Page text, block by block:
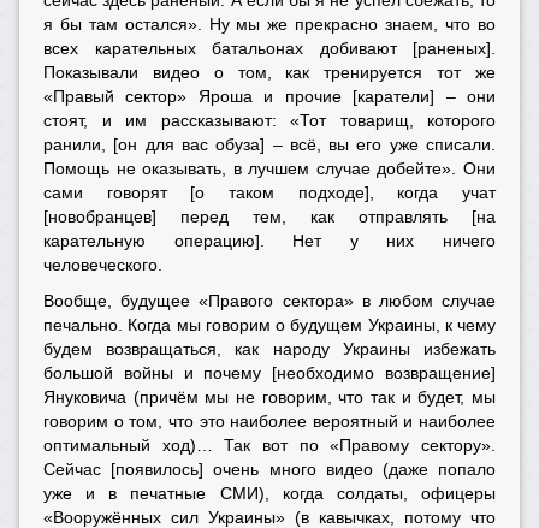
я бы там остался». Ну мы же прекрасно знаем, что во
всех карательных батальонах добивают [раненых].
Показывали видео о том, как тренируется тот же
«Правый сектор» Яроша и прочие [каратели] – они
стоят, и им рассказывают: «Тот товарищ, которого
ранили, [он для вас обуза] – всё, вы его уже списали.
Помощь не оказывать, в лучшем случае добейте». Они
сами говорят [о таком подходе], когда учат
[новобранцев] перед тем, как отправлять [на
карательную операцию]. Нет у них ничего
человеческого.
Вообще, будущее «Правого сектора» в любом случае
печально. Когда мы говорим о будущем Украины, к чему
будем возвращаться, как народу Украины избежать
большой войны и почему [необходимо возвращение]
Януковича (причём мы не говорим, что так и будет, мы
говорим о том, что это наиболее вероятный и наиболее
оптимальный ход)… Так вот по «Правому сектору».
Сейчас [появилось] очень много видео (даже попало
уже и в печатные СМИ), когда солдаты, офицеры
«Вооружённых сил Украины» (в кавычках, потому что